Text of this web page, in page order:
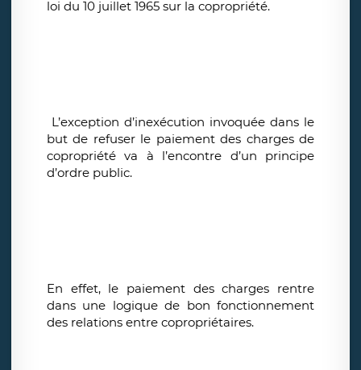
loi du 10 juillet 1965 sur la copropriété.
L’exception d’inexécution invoquée dans le
but de refuser le paiement des charges de
copropriété va à l’encontre d’un principe
d’ordre public.
En effet, le paiement des charges rentre
dans une logique de bon fonctionnement
des relations entre copropriétaires.